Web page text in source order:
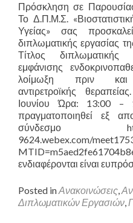
Πρόσκληση σε
Το Δ.Π.Μ.Σ.
Υγείας» σας
διπλωματικής εργασίας
Τίτλος διπλωματικής
εμφάνισης
λοίμωξη πριν
αντιρετροϊκής
Ιουνίου Ώρα: 13:00
πραγματοποιηθεί εξ
σύνδεσμο https://
9624.webex.com/
ενδιαφέρονται είναι
Posted inΑνακοινώσεις,
Διπλωματικών Εργασιών,